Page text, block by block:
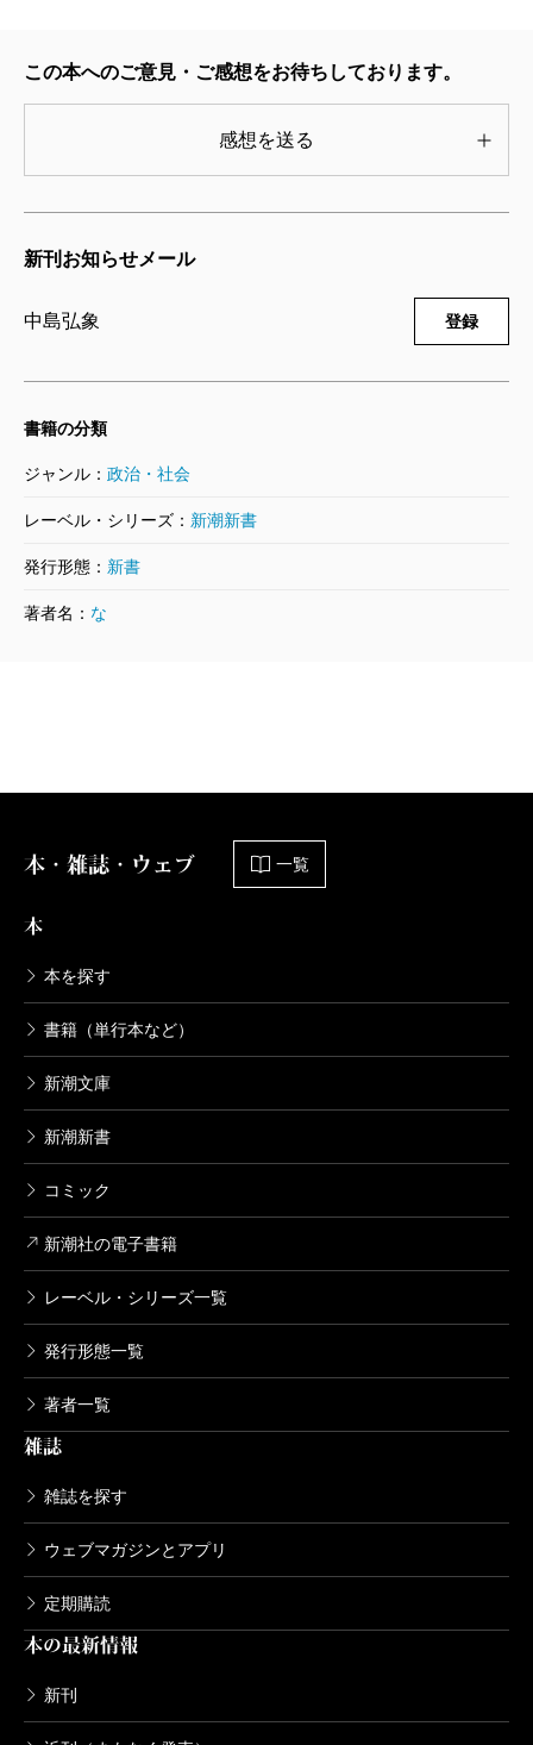
この本へのご意見・ご感想をお待ちしております。
感想を送る
新刊お知らせメール
中島弘象 登録
書籍の分類
ジャンル： 政治・社会
レーベル・シリーズ： 新潮新書
発行形態： 新書
著者名： な
本・雑誌・ウェブ 一覧
本
本を探す
書籍（単行本など）
新潮文庫
新潮新書
コミック
新潮社の電子書籍
レーベル・シリーズ一覧
発行形態一覧
著者一覧
雑誌
雑誌を探す
ウェブマガジンとアプリ
定期購読
本の最新情報
新刊